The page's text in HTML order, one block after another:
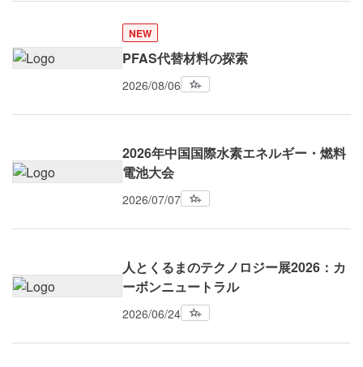
NEW
PFAS代替材料の探索
2026/08/06
2026年中国国際水素エネルギー・燃料
電池大会
2026/07/07
人とくるまのテクノロジー展2026：カ
ーボンニュートラル
2026/06/24